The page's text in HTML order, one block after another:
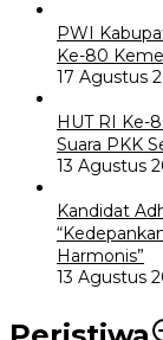
PWI
Ke-80
17 Agustus
HUT RI Ke-
Suara PKK
13 Agustus
Kandidat
Harmonis”
13 Agustus